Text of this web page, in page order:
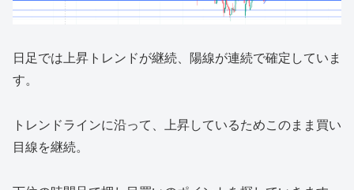
日足では上昇トレンドが継続、陽線が連続で確定していま
す。
トレンドラインに沿って、上昇しているためこのまま買い
目線を継続。